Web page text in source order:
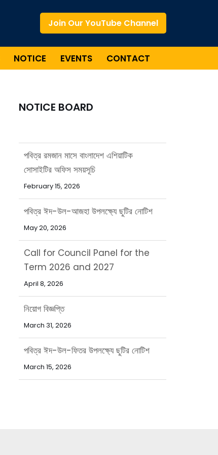
Join Our YouTube Channel
NOTICE EVENTS CONTACT
NOTICE BOARD
পবিত্র রমজান মাসে বাংলাদেশ এশিয়াটিক
সোসাইটির অফিস সময়সূচি
পবিত্র ঈদ-উল-আজহা উপলক্ষ্যে ছুটির নোটিশ
May 20, 2026
Call for Council Panel for the
Term 2026 and 2027
নিয়োগ বিজ্ঞপ্তি
March 31, 2026
পবিত্র ঈদ-উল-ফিতর উপলক্ষ্যে ছুটির নোটিশ
March 15, 2026